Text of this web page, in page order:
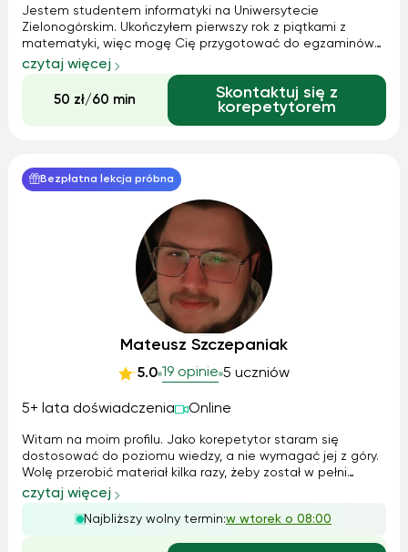
Jestem studentem informatyki na Uniwersytecie
Zielonogórskim. Ukończyłem pierwszy rok z piątkami z
matematyki, więc mogę Cię przygotować do egzaminów
lub wyjaśnić szkolną matematykę. Z chęcią podzielę się
moją wiedzą i pomogę w bieżącej nauce.
czytaj więcej
50 zł/60 min
Skontaktuj się z
korepetytorem
Bezpłatna lekcja próbna
Mateusz Szczepaniak
5.0 19 opinie 5 uczniów
5+ lata doświadczenia Online
Witam na moim profilu. Jako korepetytor staram się
dostosować do poziomu wiedzy, a nie wymagać jej z góry.
Wolę przerobić materiał kilka razy, żeby został w pełni
zrozumiany, zamiast wprowadzania nowych zagadnień.
Matematyka to główna dziedzina moich zainteresowań,
ale drobna pomoc z chemią, biologi...
czytaj więcej
Najbliższy wolny termin:w wtorek o 08:00